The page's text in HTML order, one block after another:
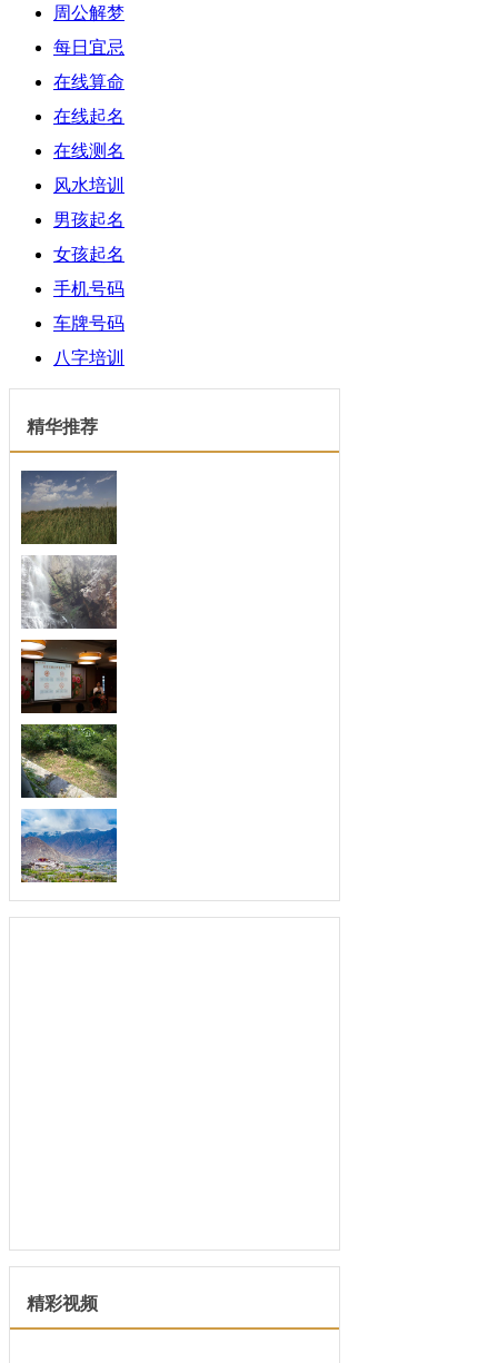
周公解梦
每日宜忌
在线算命
在线起名
在线测名
风水培训
男孩起名
女孩起名
手机号码
车牌号码
八字培训
精华推荐
风水环境对人生、命运
风水环境对人生、命运的影响有哪些？
在当今...
酒店大厅风水
酒店大堂是每个顾客首先看到大堂风景
的...
酒店风水布置
酒店堂皇华丽的，酒店是外出游人歇脚
的...
酒店门口风水
在一家酒店里面，给人第一印象的除了
小饭店风水是怎样的
精彩视频